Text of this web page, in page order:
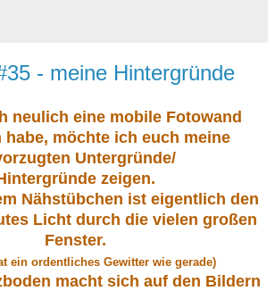
- meine Hintergründe
neulich eine mobile Fotowand
habe, möchte ich euch meine
Untergründe/
zeigen.
Nähstübchen ist eigentlich den
Licht durch die vielen großen
Fenster.
ein ordentliches Gewitter wie gerade)
macht sich auf den Bildern